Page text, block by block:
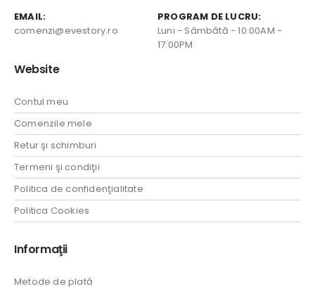
EMAIL:
comenzi@evestory.ro
PROGRAM DE LUCRU:
Luni - Sâmbătă - 10:00AM -
17:00PM
Website
Contul meu
Comenzile mele
Retur şi schimburi
Termeni şi condiţii
Politica de confidenţialitate
Politica Cookies
Informaţii
Metode de plată